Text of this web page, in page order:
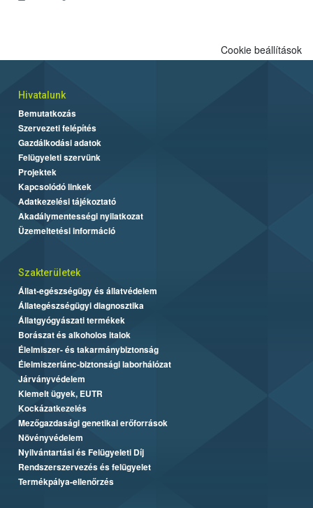
Cookie beállítások
Hivatalunk
Bemutatkozás
Szervezeti felépítés
Gazdálkodási adatok
Felügyeleti szervünk
Projektek
Kapcsolódó linkek
Adatkezelési tájékoztató
Akadálymentességi nyilatkozat
Üzemeltetési információ
Szakterületek
Állat-egészségügy és állatvédelem
Állategészségügyi diagnosztika
Állatgyógyászati termékek
Borászat és alkoholos italok
Élelmiszer- és takarmánybiztonság
Élelmiszerlánc-biztonsági laborhálózat
Járványvédelem
Kiemelt ügyek, EUTR
Kockázatkezelés
Mezőgazdasági genetikai erőforrások
Növényvédelem
Nyilvántartási és Felügyeleti Díj
Rendszerszervezés és felügyelet
Termékpálya-ellenőrzés